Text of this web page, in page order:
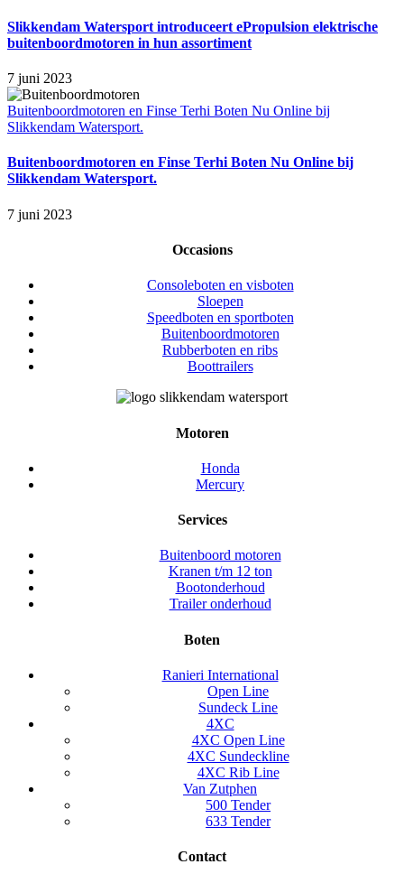
Slikkendam Watersport introduceert ePropulsion elektrische
buitenboordmotoren in hun assortiment
7 juni 2023
Buitenboordmotoren en Finse Terhi Boten Nu Online bij
Slikkendam Watersport.
Buitenboordmotoren en Finse Terhi Boten Nu Online bij
Slikkendam Watersport.
7 juni 2023
Occasions
Consoleboten en visboten
Sloepen
Speedboten en sportboten
Buitenboordmotoren
Rubberboten en ribs
Boottrailers
Motoren
Honda
Mercury
Services
Buitenboord motoren
Kranen t/m 12 ton
Bootonderhoud
Trailer onderhoud
Boten
Ranieri International
Open Line
Sundeck Line
4XC
4XC Open Line
4XC Sundeckline
4XC Rib Line
Van Zutphen
500 Tender
633 Tender
Contact